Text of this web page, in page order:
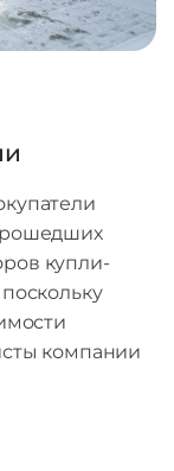
купли-
компании